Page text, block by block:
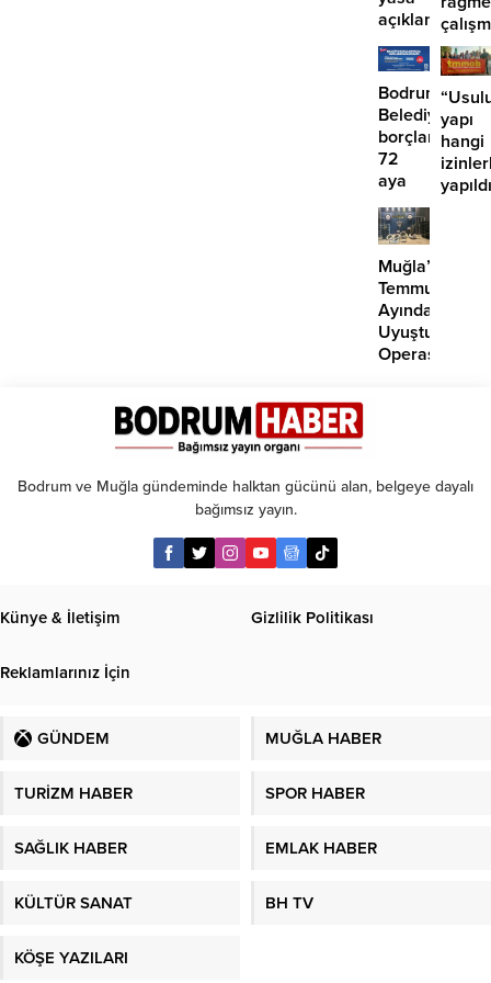
açıklaması:
‘İmza
atma
çabamız
yok’
iddiası
Bodrum
borçlara
72
aya
kadar
taksit
yapı
hangi
Muğla’da
Temmuz
Ayında
Uyuşturucu
Operasyonu:
Bodrum ve Muğla gündeminde halktan gücünü alan, belgeye dayalı
bağımsız yayın.
Künye & İletişim Gizlilik Politikası
Reklamlarınız İçin
GÜNDEM MUĞLA HABER
TURİZM HABER SPOR HABER
SAĞLIK HABER EMLAK HABER
KÜLTÜR SANAT BH TV
KÖŞE YAZILARI